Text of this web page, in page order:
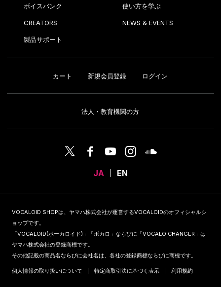
ボイスバンク 使い方を学ぶ
CREATORS NEWS & EVENTS
製品サポート
カート 新規会員登録 ログイン
法人・教育機関の方
JA EN
VOCALOID SHOPは、ヤマハ株式会社が運営するVOCALOIDのオフィシャルシ
ョップです。
「VOCALOID(ボーカロイド)」「ボカロ」ならびに「VOCALO CHANGER」は
ヤマハ株式会社の登録商標です。
その他記載の商品名ならびに会社名は、各社の登録商標ならびに商標です。
個人情報の取り扱いについて 特定商取引法に基づく表示 利用規約